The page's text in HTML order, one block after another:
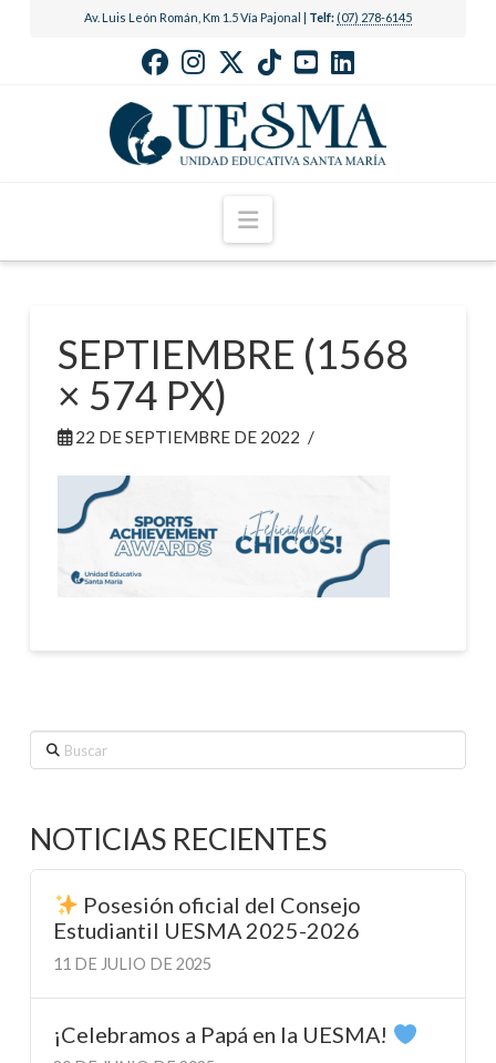
Av. Luis León Román, Km 1.5 Vía Pajonal | Telf: (07) 278-6145
Navigation
SEPTIEMBRE (1568
× 574 PX)
22 DE SEPTIEMBRE DE 2022
Buscar
NOTICIAS RECIENTES
Posesión oficial del Consejo
Estudiantil UESMA 2025-2026
11 DE JULIO DE 2025
¡Celebramos a Papá en la UESMA!